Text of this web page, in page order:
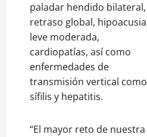
paladar hendido bilateral,
retraso global, hipoacusia
leve moderada,
cardiopatías, así como
enfermedades de
transmisión vertical como
sífilis y hepatitis.
“El mayor reto de nuestra